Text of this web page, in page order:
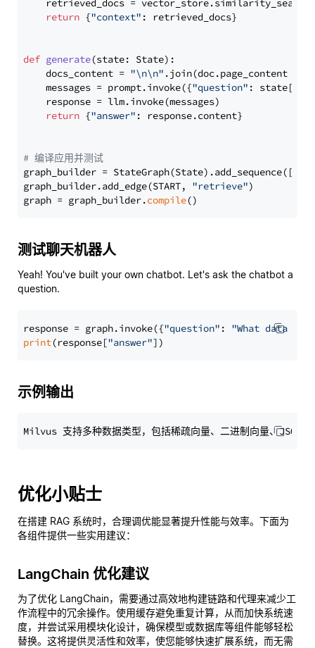
retrieved_docs =
return {"context" : retrieved_docs}
def generate(state: State):
    docs_content =
"\n\n" .join(doc.page_content
    messages = prompt.invoke({
"question" : state[
    response = llm.invoke(messages)
return {"answer" : response.content}
# 编译应用并测试
graph_builder =
graph_builder.add_edge(START, "retrieve")
graph = graph_builder.compile
测试聊天机器人
Yeah! You've built your own chatbot. Let's ask the chatbot a
question.
response = graph.invoke({"question" : "What data
print(response["answer"
示例输出
优化小贴士
在搭建 RAG 系统时，合理调优能显著提升性能与效率。下面为
各组件提供一些实用建议：
LangChain 优化建议
为了优化 LangChain，需要通过高效地构建链路和代理来减少工
作流程中的冗余操作。使用缓存避免重复计算，从而加快系统速
度，并尝试采用模块化设计，确保模型或数据库等组件能够轻松
替换。这将提供灵活性和效率，使您能够快速扩展系统，而无需